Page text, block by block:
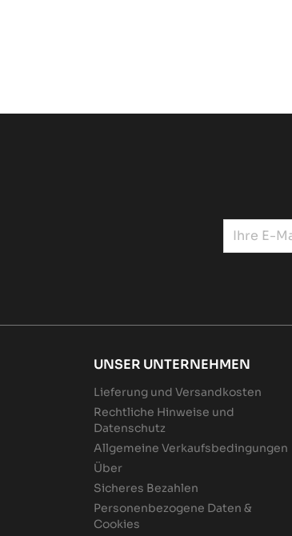
UNSER UNTERNEHMEN
Lieferung und Versandkosten
Rechtliche Hinweise und
Datenschutz
Allgemeine Verkaufsbedingungen
Über
Sicheres Bezahlen
Personenbezogene Daten &
Cookies